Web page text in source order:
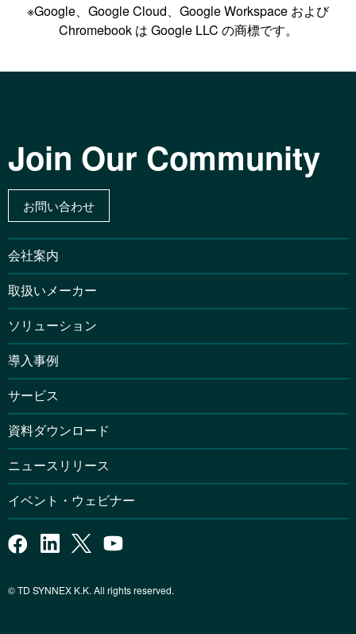
※Google、Google Cloud、Google Workspace および
Chromebook は Google LLC の商標です。
Join Our Community
お問い合わせ
会社案内
取扱いメーカー
ソリューション
導入事例
サービス
資料ダウンロード
ニュースリリース
イベント・ウェビナー
© TD SYNNEX K.K. All rights reserved.